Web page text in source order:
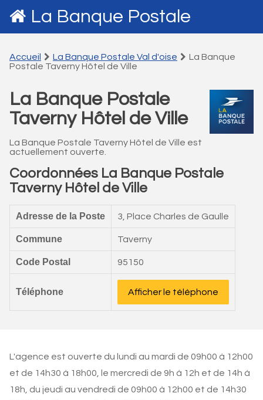
La Banque Postale
Accueil La Banque Postale Val d'oise
La Banque
Postale Taverny Hôtel de Ville
La Banque Postale
Taverny Hôtel de Ville
La Banque Postale Taverny Hôtel de Ville est
actuellement ouverte.
Coordonnées La Banque Postale
Taverny Hôtel de Ville
Adresse de la Poste 3, Place Charles de Gaulle
Commune Taverny
Code Postal 95150
Téléphone Afficher le téléphone
L'agence est ouverte du lundi au mardi de 09h00 à 12h00
et de 14h30 à 18h00, le mercredi de 9h à 12h et de 14h à
18h, du jeudi au vendredi de 09h00 à 12h00 et de 14h30